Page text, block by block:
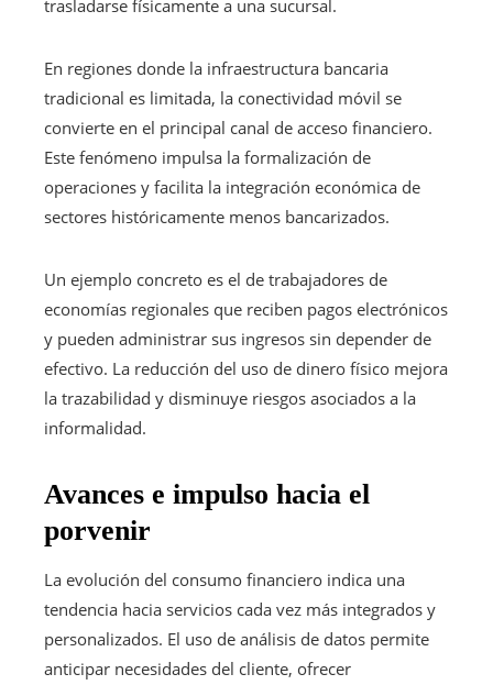
trasladarse físicamente a una sucursal.
En regiones donde la infraestructura bancaria
tradicional es limitada, la conectividad móvil se
convierte en el principal canal de acceso financiero.
Este fenómeno impulsa la formalización de
operaciones y facilita la integración económica de
sectores históricamente menos bancarizados.
Un ejemplo concreto es el de trabajadores de
economías regionales que reciben pagos electrónicos
y pueden administrar sus ingresos sin depender de
efectivo. La reducción del uso de dinero físico mejora
la trazabilidad y disminuye riesgos asociados a la
informalidad.
Avances e impulso hacia el
porvenir
La evolución del consumo financiero indica una
tendencia hacia servicios cada vez más integrados y
personalizados. El uso de análisis de datos permite
anticipar necesidades del cliente, ofrecer